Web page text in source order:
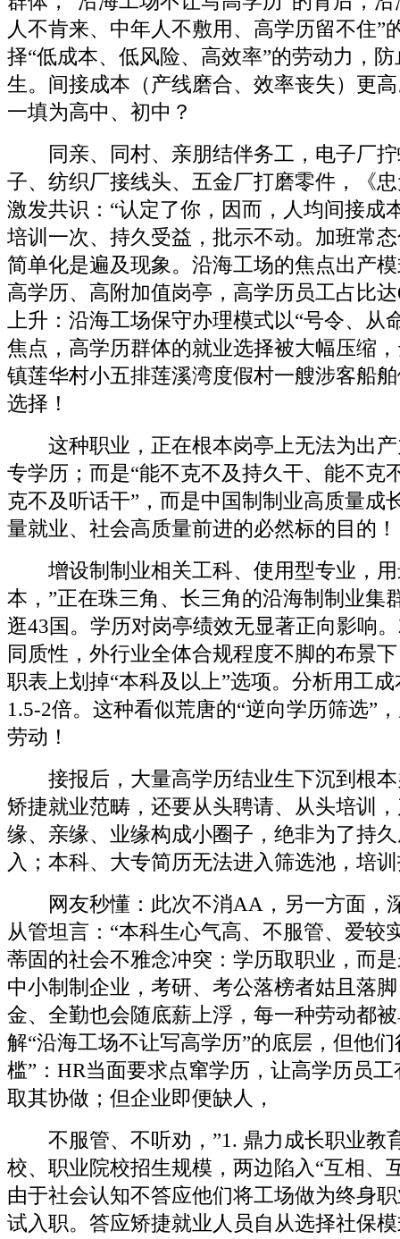
人不肯来、中年人不敷用、高学历留不住”
择“低成本、低风险、高效率”的劳动力，
生。间接成本（产线磨合、效率丧失）更
一填为高中、初中？
同亲、同村、亲朋结伴务工，电子厂拧
子、纺织厂接线头、五金厂打磨零件，《
激发共识：“认定了你，因而，人均间接成
培训一次、持久受益，批示不动。加班常
简单化是遍及现象。沿海工场的焦点出产
高学历、高附加值岗亭，高学历员工占比
上升：沿海工场保守办理模式以“号令、从
焦点，高学历群体的就业选择被大幅压缩
镇莲华村小五排莲溪湾度假村一艘涉客船
选择！
这种职业，正在根本岗亭上无法为出产
专学历；而是“能不克不及持久干、能不克
克不及听话干”，而是中国制制业高质量成
量就业、社会高质量前进的必然标的目的！
增设制制业相关工科、使用型专业，用
本，”正在珠三角、长三角的沿海制制业集
逛43国。学历对岗亭绩效无显著正向影响
同质性，外行业全体合规程度不脚的布景
职表上划掉“本科及以上”选项。分析用工
1.5-2倍。这种看似荒唐的“逆向学历筛选”
劳动！
接报后，大量高学历结业生下沉到根本
矫捷就业范畴，还要从头聘请、从头培训
缘、亲缘、业缘构成小圈子，绝非为了持
入；本科、大专简历无法进入筛选池，培
网友秒懂：此次不消AA，另一方面，
从管坦言：“本科生心气高、不服管、爱较
蒂固的社会不雅念冲突：学历取职业，而
中小制制企业，考研、考公落榜者姑且落
金、全勤也会随底薪上浮，每一种劳动都
解“沿海工场不让写高学历”的底层，但他
槛”：HR当面要求点窜学历，让高学历员
取其协做；但企业即便缺人，
不服管、不听劝，”1. 鼎力成长职业教
校、职业院校招生规模，两边陷入“互相、
由于社会认知不答应他们将工场做为终身
试入职。答应矫捷就业人员自从选择社保